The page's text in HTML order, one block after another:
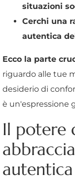
situazioni
Cerchi una
autentica
Ecco la parte
riguardo alle tue
desiderio di
è un'espressione
Il potere
autentica